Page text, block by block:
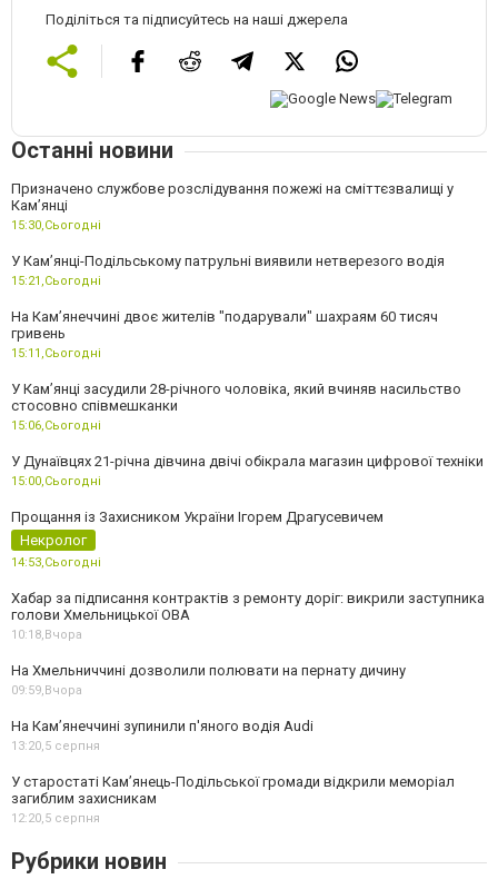
Поділіться та підписуйтесь на наші джерела
Останні новини
Призначено службове розслідування пожежі на сміттєзвалищі у
Кам’янці
15:30,Сьогодні
У Кам’янці-Подільському патрульні виявили нетверезого водія
15:21,Сьогодні
На Камʼянеччині двоє жителів "подарували" шахраям 60 тисяч
гривень
15:11,Сьогодні
У Камʼянці засудили 28-річного чоловіка, який вчиняв насильство
стосовно співмешканки
15:06,Сьогодні
У Дунаївцях 21-річна дівчина двічі обікрала магазин цифрової техніки
15:00,Сьогодні
Прощання із Захисником України Ігорем Драгусевичем
Некролог
14:53,Сьогодні
Хабар за підписання контрактів з ремонту доріг: викрили заступника
голови Хмельницької ОВА
10:18,Вчора
На Хмельниччині дозволили полювати на пернату дичину
09:59,Вчора
На Камʼянеччині зупинили п'яного водія Audi
13:20,5 серпня
У старостаті Кам’янець-Подільської громади відкрили меморіал
загиблим захисникам
12:20,5 серпня
Рубрики новин